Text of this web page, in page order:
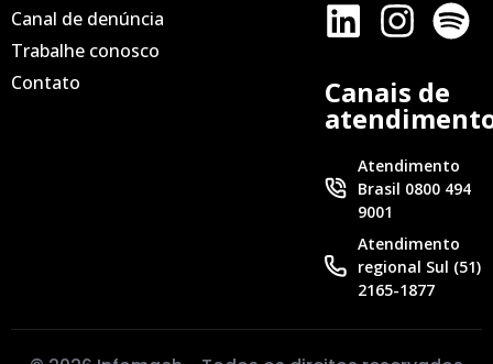
Canal de denúncia
Trabalhe conosco
Contato
Canais de
Atendimento
Brasil 0800 494
9001
Atendimento
regional Sul (51)
2165-1877